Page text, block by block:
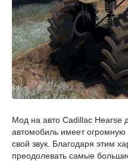
Мод на авто Cadillac Hearse
автомобиль имеет огромную
свой звук. Благодаря этим
преодолевать самые